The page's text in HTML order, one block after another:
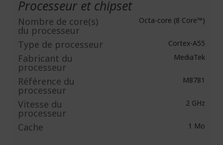
Processeur et chipset
Nombre de core(s)
du processeur
Octa-core (8 Core™)
Type de processeur Cortex-A55
Fabricant du
processeur
MediaTek
Référence du
processeur
M8781
Vitesse du
processeur
2 GHz
Cache 1 Mo